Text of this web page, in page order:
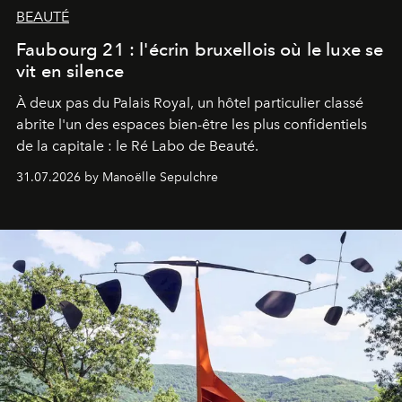
BEAUTÉ
Faubourg 21 : l'écrin bruxellois où le luxe se
vit en silence
À deux pas du Palais Royal, un hôtel particulier classé
abrite l'un des espaces bien-être les plus confidentiels
de la capitale : le Ré Labo de Beauté.
31.07.2026 by Manoëlle Sepulchre